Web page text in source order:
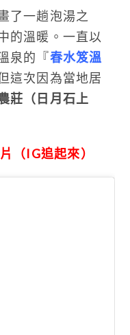
了一趟泡湯之
的溫暖。一直以
泉的『春水笈溫
這次因為當地居
莊（日月石上
（IG追起來）